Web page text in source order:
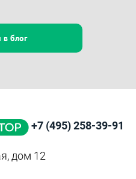
в блог
+7 (495) 258-39-91
дом 12